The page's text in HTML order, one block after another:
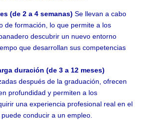
(de 2 a 4 semanas) Se llevan a cabo
de formación, lo que permite a los
descubrir un nuevo entorno
que desarrollan sus competencias
duración (de 3 a 12 meses)
después de la graduación, ofrecen
profundidad y permiten a los
una experiencia profesional real en el
conducir a un empleo.